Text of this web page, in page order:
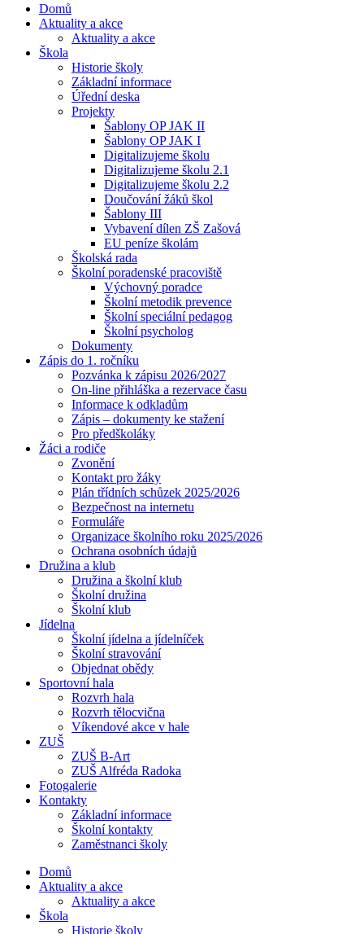
Domů
Aktuality a akce
Aktuality a akce
Škola
Historie školy
Základní informace
Úřední deska
Projekty
Šablony OP JAK II
Šablony OP JAK I
Digitalizujeme školu
Digitalizujeme školu 2.1
Digitalizujeme školu 2.2
Doučování žáků škol
Šablony III
Vybavení dílen ZŠ Zašová
EU peníze školám
Školská rada
Školní poradenské pracoviště
Výchovný poradce
Školní metodik prevence
Školní speciální pedagog
Školní psycholog
Dokumenty
Zápis do 1. ročníku
Pozvánka k zápisu 2026/2027
On-line přihláška a rezervace času
Informace k odkladům
Zápis – dokumenty ke stažení
Pro předškoláky
Žáci a rodiče
Zvonění
Kontakt pro žáky
Plán třídních schůzek 2025/2026
Bezpečnost na internetu
Formuláře
Organizace školního roku 2025/2026
Ochrana osobních údajů
Družina a klub
Družina a školní klub
Školní družina
Školní klub
Jídelna
Školní jídelna a jídelníček
Školní stravování
Objednat obědy
Sportovní hala
Rozvrh hala
Rozvrh tělocvična
Víkendové akce v hale
ZUŠ
ZUŠ B-Art
ZUŠ Alfréda Radoka
Fotogalerie
Kontakty
Základní informace
Školní kontakty
Zaměstnanci školy
Domů
Aktuality a akce
Aktuality a akce
Škola
Historie školy